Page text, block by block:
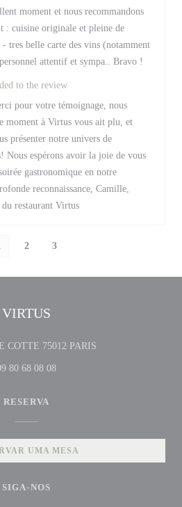
moment et nous recommandons
: cuisine originale et pleine de
tres belle carte des vins (notamment
attentif et sympa.. Bravo !
to the review
pour votre témoignage, nous
moment à Virtus vous ait plu, et
présenter notre univers de
Nous espérons avoir la joie de vous
gastronomique en notre
reconnaissance, Camille,
restaurant Virtus
2 3
VIRTUS
COTTE 75012 PARIS((abre numa nova
80 68 08 08
RESERVA
UMA MESA
SIGA-NOS